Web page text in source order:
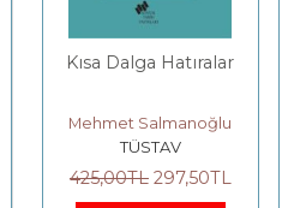
Kısa Dalga Hatıralar
Mehmet Salmanoğlu
TÜSTAV
425,00TL 297,50TL